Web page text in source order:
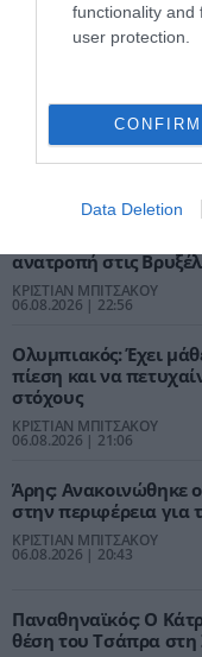
functionality and
user protection.
CONFIRM
Data Deletion
ΠΑΟΚ – Άντερλεχτ 0-
ανατροπή στις
ΚΡΙΣΤΙΑΝ ΜΠΙΤΣΑΚΟΥ
06.08.2026 | 22:56
Ολυμπιακός: Έχει
πίεση και να
στόχους
ΚΡΙΣΤΙΑΝ ΜΠΙΤΣΑΚΟΥ
06.08.2026 | 21:06
Άρης: Ανακοινώθηκε
στην περιφέρεια για
ΚΡΙΣΤΙΑΝ ΜΠΙΤΣΑΚΟΥ
06.08.2026 | 20:43
Παναθηναϊκός: Ο
θέση του Τσάπρα στη